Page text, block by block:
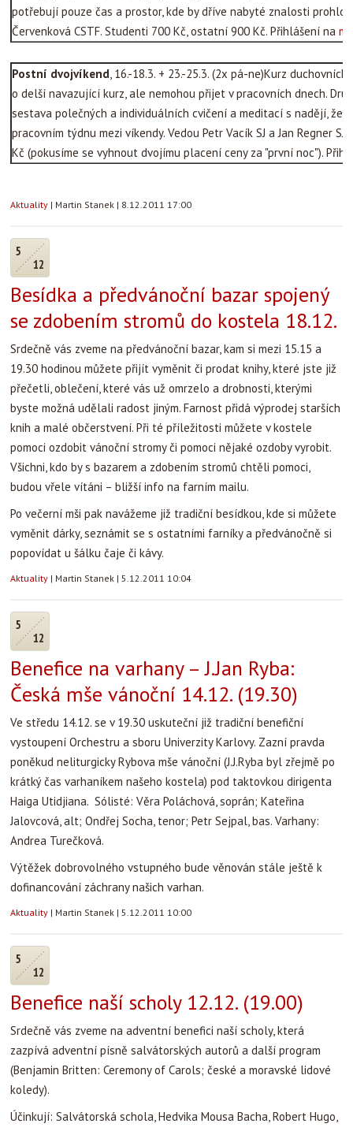
potřebují pouze čas a prostor, kde by dříve nabyté znalosti
Červenková CSTF. Studenti 700 Kč, ostatní 900 Kč. Přihlášení na
Postní dvojvíkend, 16.-18.3. + 23.-25.3. (2x pá-ne)Kurz
o delší navazující kurz, ale nemohou přijet v pracovních dnech.
sestava polečných a individuálních cvičení a meditací s nadějí, že
pracovním týdnu mezi víkendy. Vedou Petr Vacík SJ a Jan Regner
Kč (pokusíme se vyhnout dvojímu placení ceny za "první noc").
Aktuality | Martin Stanek | 8.12.2011 17:00
5
12
Besídka a předvánoční bazar spojený
se zdobením stromů do kostela 18.12.
Srdečně vás zveme na předvánoční bazar, kam si mezi 15.15 a
19.30 hodinou můžete přijít vyměnit či prodat knihy, které jste již
přečetli, oblečení, které vás už omrzelo a drobnosti, kterými
byste možná udělali radost jiným. Farnost přidá výprodej starších
knih a malé občerstvení. Při té příležitosti můžete v kostele
pomoci ozdobit vánoční stromy či pomoci nějaké ozdoby vyrobit.
Všichni, kdo by s bazarem a zdobením stromů chtěli pomoci,
budou vřele vítáni – bližší info na farním mailu.
Po večerní mši pak navážeme již tradiční besídkou, kde si můžete
vyměnit dárky, seznámit se s ostatními farníky a předvánočně si
popovídat u šálku čaje či kávy.
Aktuality | Martin Stanek | 5.12.2011 10:04
5
12
Benefice na varhany – J.Jan Ryba:
Česká mše vánoční 14.12. (19.30)
Ve středu 14.12. se v 19.30 uskuteční již tradiční benefiční
vystoupení Orchestru a sboru Univerzity Karlovy. Zazní pravda
poněkud neliturgicky Rybova mše vánoční (J.J.Ryba byl zřejmě po
krátký čas varhaníkem našeho kostela) pod taktovkou dirigenta
Haiga Utidjiana. Sólisté: Věra Poláchová, soprán; Kateřina
Jalovcová, alt; Ondřej Socha, tenor; Petr Sejpal, bas. Varhany:
Andrea Turečková.
Výtěžek dobrovolného vstupného bude věnován stále ještě k
dofinancování záchrany našich varhan.
Aktuality | Martin Stanek | 5.12.2011 10:00
5
12
Benefice naší scholy 12.12. (19.00)
Srdečně vás zveme na adventní benefici naší scholy, která
zazpívá adventní písně salvátorských autorů a další program
(Benjamin Britten: Ceremony of Carols; české a moravské lidové
koledy).
Účinkují: Salvátorská schola, Hedvika Mousa Bacha, Robert Hugo,